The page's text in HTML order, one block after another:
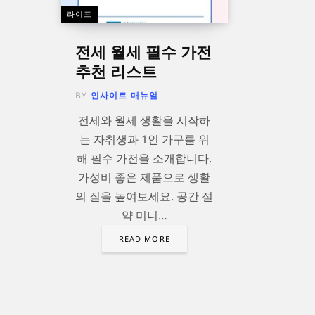
라이프
전세 월세 필수 가전
추천 리스트
BY 인사이트 매뉴얼
전세와 월세 생활을 시작하
는 자취생과 1인 가구를 위
해 필수 가전을 소개합니다.
가성비 좋은 제품으로 생활
의 질을 높여보세요. 공간 절
약 미니…
READ MORE